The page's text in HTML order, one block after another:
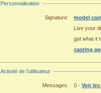
Personnalisation
Signature:
model
Live your
got what it
casting
Activité de l'utilisateur
Messages: 0 - Voir